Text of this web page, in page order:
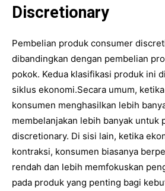
Discretionary
Pembelian produk consumer
dibandingkan dengan pembelian
pokok. Kedua klasifikasi produk ini
siklus ekonomi.Secara umum,
konsumen menghasilkan lebih
membelanjakan lebih banyak untuk
discretionary. Di sisi lain, ketika
kontraksi, konsumen biasanya
rendah dan lebih memfokuskan
pada produk yang penting bagi